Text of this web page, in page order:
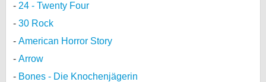
24 - Twenty Four
30 Rock
American Horror Story
Arrow
Bones - Die Knochenjägerin